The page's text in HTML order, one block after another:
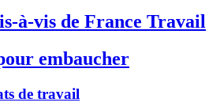
à-vis de France Travail
embaucher
de travail